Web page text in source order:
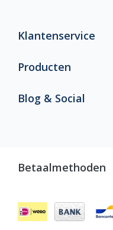
Klantenservice
Producten
Blog & Social
Betaalmethoden